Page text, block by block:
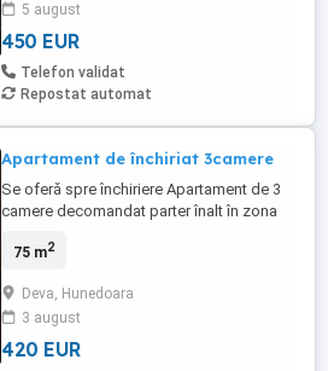
5 august
450 EUR
Telefon validat
Repostat automat
Apartament de închiriat 3camere
Se oferă spre închiriere Apartament de 3
camere decomandat parter înalt în zona
75 m2
Deva, Hunedoara
3 august
420 EUR